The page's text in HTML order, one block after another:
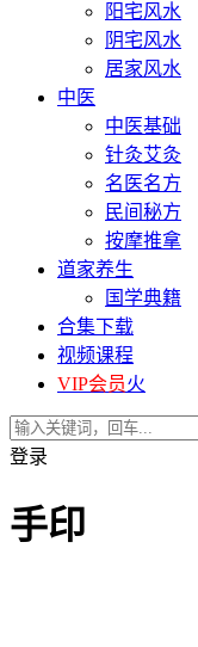
阳宅风水
阴宅风水
居家风水
中医
中医基础
针灸艾灸
名医名方
民间秘方
按摩推拿
道家养生
国学典籍
合集下载
视频课程
VIP会员火
登录
手印